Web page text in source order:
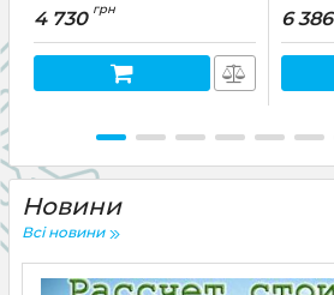
4 730 грн 6 386
Новини
Всі новини